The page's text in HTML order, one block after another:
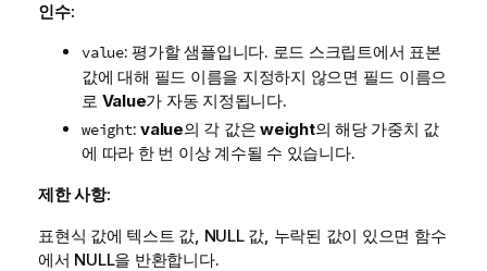
인수:
value: 평가할 샘플입니다. 로드 스크립트에서 표본
값에 대해 필드 이름을 지정하지 않으면 필드 이름으
로 Value가 자동 지정됩니다.
weight: value의 각 값은 weight의 해당 가중치 값
에 따라 한 번 이상 계수될 수 있습니다.
제한 사항:
표현식 값에 텍스트 값, NULL값, 누락된 값이 있으면 함수
에서 NULL을 반환합니다.